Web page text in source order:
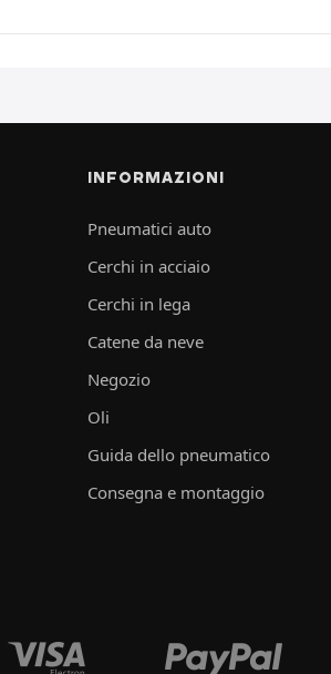
INFORMAZIONI
Pneumatici auto
Cerchi in acciaio
Cerchi in lega
Catene da neve
Negozio
Oli
Guida dello pneumatico
Consegna e montaggio